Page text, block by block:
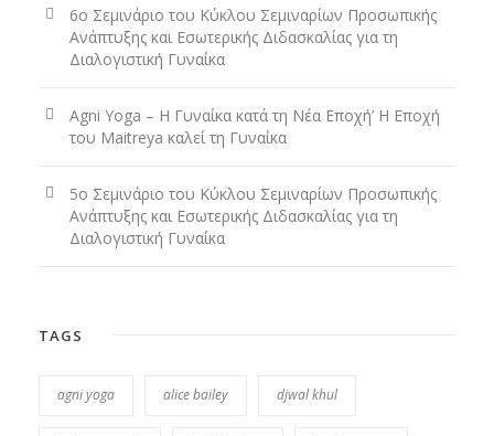
6ο Σεμινάριο του Κύκλου Σεμιναρίων Προσωπικής
Ανάπτυξης και Εσωτερικής Διδασκαλίας για τη
Διαλογιστική Γυναίκα
Agni Yoga – Η Γυναίκα κατά τη Νέα Εποχή’ Η Εποχή
του Maitreya καλεί τη Γυναίκα
5ο Σεμινάριο του Κύκλου Σεμιναρίων Προσωπικής
Ανάπτυξης και Εσωτερικής Διδασκαλίας για τη
Διαλογιστική Γυναίκα
TAGS
agni yoga alice bailey djwal khul